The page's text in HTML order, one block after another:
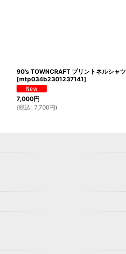
90's TOWNCRAFT プリントネルシャツ
[mtp034b2301237141]
7,000円
(税込 : 7,700円)